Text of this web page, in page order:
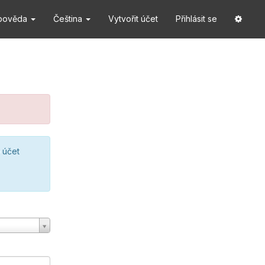
Čeština Vytvořit účet Přihlásit se
účet